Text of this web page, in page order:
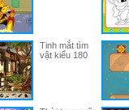
Tinh mắt tìm
vật kiểu 180